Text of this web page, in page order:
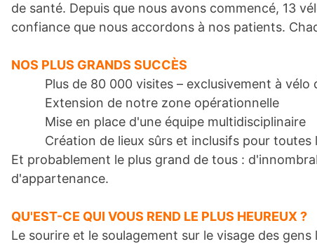
de santé. Depuis que nous avons commencé, 13
confiance que nous accordons à nos patients.
NOS PLUS GRANDS SUCCÈS
Plus de 80 000 visites – exclusivement à vélo
Extension de notre zone opérationnelle
Mise en place d'une équipe multidisciplinaire
Création de lieux sûrs et inclusifs pour toutes
Et probablement le plus grand de tous :
d'appartenance.
QU'EST-CE QUI VOUS REND LE PLUS HEUREUX ?
Le sourire et le soulagement sur le visage des